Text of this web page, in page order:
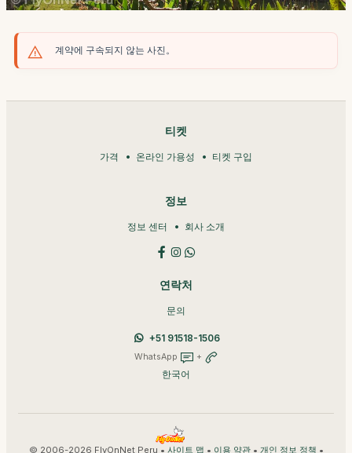
계약에 구속되지 않는 사진。
티켓
가격 온라인 가용성 티켓 구입
정보
정보 센터 회사 소개
연락처
문의
+51 91518-1506
WhatsApp +
한국어
© 2006-2026 FlyOnNet Peru • 사이트 맵 • 이용 약관• 개인 정보 정책 •